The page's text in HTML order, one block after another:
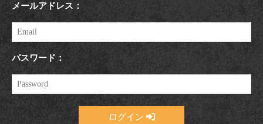
メールアドレス：
パスワード：
ログイン